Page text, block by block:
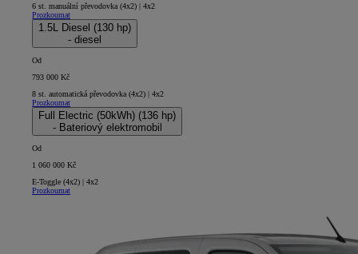
6 st. manuální převodovka (4x2) | 4x2
Prozkoumat
1.5L Diesel (130 hp)
- diesel
Od
793 000 Kč
8 st. automatická převodovka (4x2) | 4x2
Prozkoumat
Full Electric (50kWh) (136 hp)
- Bateriový elektromobil
Od
1 060 000 Kč
E-Toggle (4x2) | 4x2
Prozkoumat